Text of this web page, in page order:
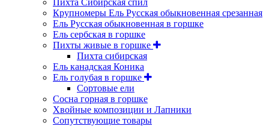
Крупномеры Ель Русская обыкновенная срезанная
Ель Русская обыкновенная в горшке
Ель сербская в горшке
Пихты живые в горшке
Пихта сибирская
Ель канадская Коника
Ель голубая в горшке
Сортовые ели
Сосна горная в горшке
Хвойные композиции и Лапники
Сопутствующие товары